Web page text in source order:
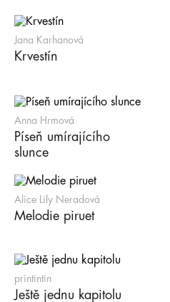
Jana Karhanová
Krvestín
Anna Hrmová
Píseň umírajícího
slunce
Alice Lily Neradová
Melodie piruet
printintin
Ještě jednu kapitolu